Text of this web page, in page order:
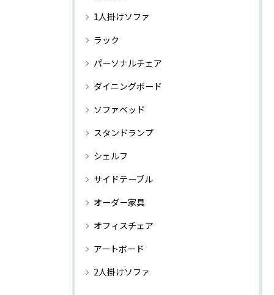
1人掛けソファ
ラック
パーソナルチェア
ダイニングボード
ソファベッド
スタンドランプ
シェルフ
サイドテーブル
オーダー家具
オフィスチェア
アートボード
2人掛けソファ